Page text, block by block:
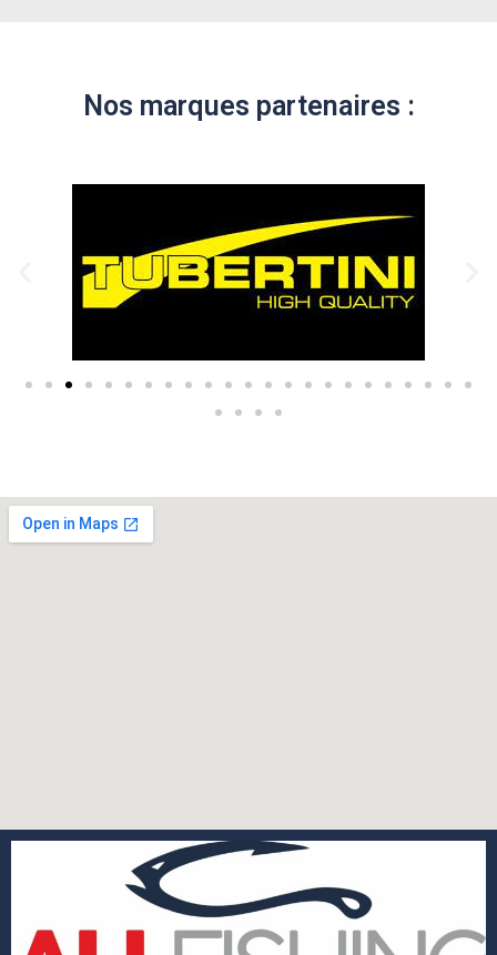
Nos marques partenaires :